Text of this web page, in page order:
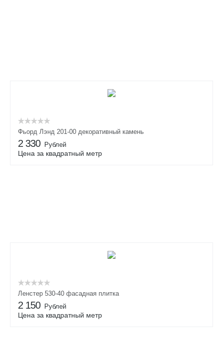
Фьорд Лэнд 201-00 декоративный камень
2 330 Рублей
Цена за квадратный метр
Ленстер 530-40 фасадная плитка
2 150 Рублей
Цена за квадратный метр